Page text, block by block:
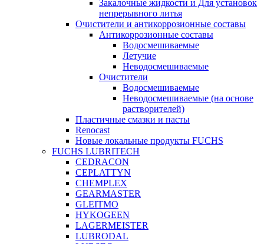
Закалочные жидкости и Для установок
непрерывного литья
Очистители и антикоррозионные составы
Антикоррозионные составы
Водосмешиваемые
Летучие
Неводосмешиваемые
Очистители
Водосмешиваемые
Неводосмешиваемые (на основе
растворителей)
Пластичные смазки и пасты
Renocast
Новые локальные продукты FUCHS
FUCHS LUBRITECH
CEDRACON
CEPLATTYN
CHEMPLEX
GEARMASTER
GLEITMO
HYKOGEEN
LAGERMEISTER
LUBRODAL